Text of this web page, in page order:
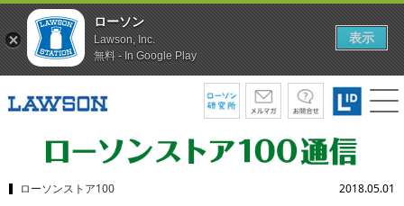
ローソンストア100 2018.05.01
ローソン
Lawson, Inc.
無料 - In Google Play
表示